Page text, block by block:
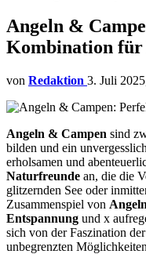
Angeln &
Kombination
von Redaktion 3. Juli
Angeln & Campen sind
bilden und ein
erholsamen und
Naturfreunde an, die die
glitzernden See oder
Zusammenspiel von
Entspannung und x
sich von der Faszination
unbegrenzten